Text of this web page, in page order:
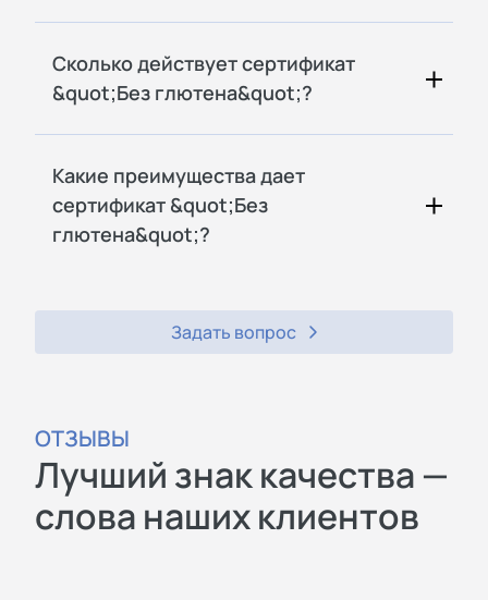
Сколько действует сертификат
&quot;Без глютена&quot;?
Какие преимущества дает
сертификат &quot;Без
глютена&quot;?
Задать вопрос
ОТЗЫВЫ
Лучший знак качества —
слова наших клиентов